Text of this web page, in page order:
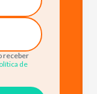
receber
de